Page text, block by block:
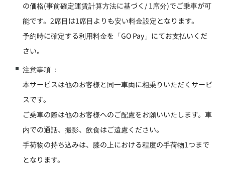
の価格(事前確定運賃計算方法に基づく/ 1席分)でご乗車が可
能です。2席目は1席目よりも安い料金設定となります。
予約時に確定する利用料金を「GO Pay」にてお支払いくだ
さい。
注意事項 ：
本サービスは他のお客様と同一車両に相乗りいただくサービ
スです。
ご乗車の際は他のお客様へのご配慮をお願いいたします。車
内での通話、撮影、飲食はご遠慮ください。
手荷物の持ち込みは、膝の上における程度の手荷物1つまで
となります。